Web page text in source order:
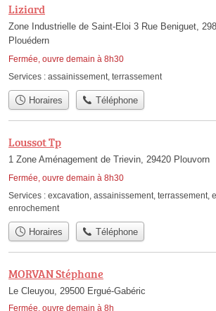
Liziard
Zone Industrielle de Saint-Eloi 3 Rue Beniguet,
Plouédern
Fermée, ouvre demain à 8h30
Services : assainissement terrassement
Horaires Téléphone
Loussot Tp
1 Zone Aménagement de Trievin, 29420 Plouvorn
Fermée, ouvre demain à 8h30
Services : excavation, assainissement, terrassement,
enrochement
Horaires Téléphone
MORVAN Stéphane
Le Cleuyou, 29500 Ergué-Gabéric
Fermée, ouvre demain à 8h